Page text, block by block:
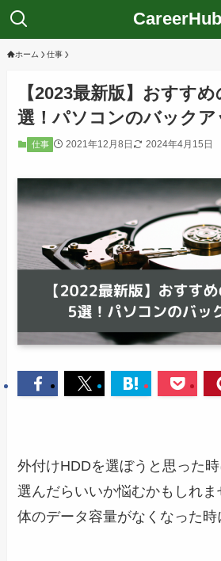
CareerHub
ホーム 仕事
【2023最新版】おすす
選！パソコンのバックア
仕事 2021年12月8日 2024年4月15日
外付けHDDを選ぼうと思った
選んだらいいか悩むかもしれ
体のデータ容量がなくなった時